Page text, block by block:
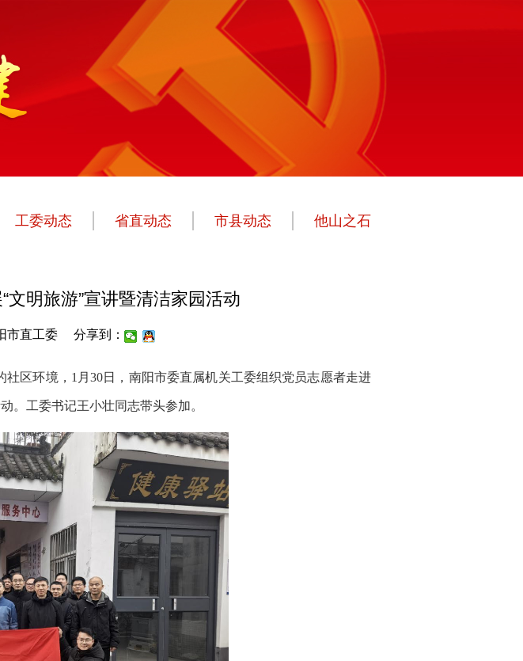
工委动态 省直动态 市县动态 他山之石
明旅游”宣讲暨清洁家园活动
市直工委 分享到：
环境，1月30日，南阳市委直属机关工委组织党员志愿者走进
。工委书记王小壮同志带头参加。